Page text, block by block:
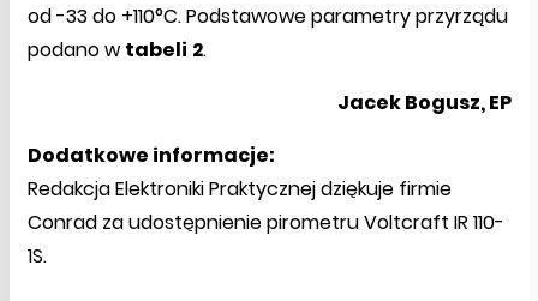
od -33 do +110°C. Podstawowe parametry przyrządu
podano wtabeli 2.
Jacek Bogusz, EP
Dodatkowe informacje:
Redakcja Elektroniki Praktycznej dziękuje firmie
Conrad za udostępnienie pirometru Voltcraft IR 110-
1S.